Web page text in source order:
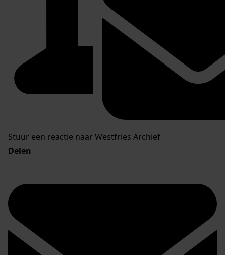
Stuur een reactie naar Westfries Archief
Delen